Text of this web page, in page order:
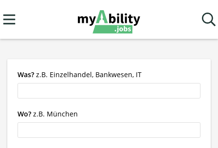
Was? z.B. Einzelhandel, Bankwesen, IT
Wo? z.B. München